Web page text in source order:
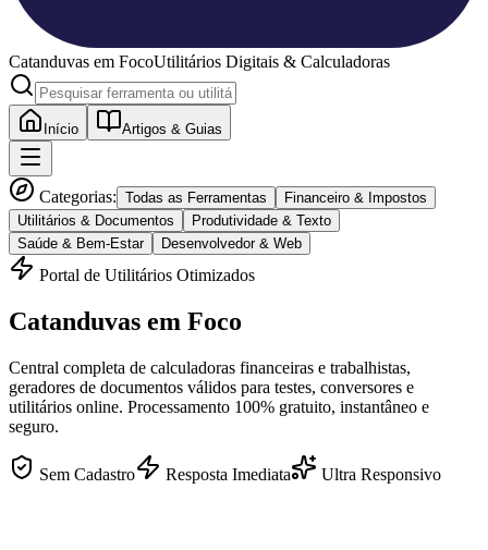
Catanduvas em FocoUtilitários Digitais & Calculadoras
Início Artigos & Guias
Categorias: Todas as Ferramentas
Financeiro & Impostos
Utilitários & Documentos
Produtividade & Texto
Saúde & Bem-Estar
Desenvolvedor & Web
Portal de Utilitários Otimizados
Catanduvas em Foco
Central completa de calculadoras financeiras e trabalhistas,
geradores de documentos válidos para testes, conversores e
utilitários online. Processamento 100% gratuito, instantâneo e
seguro.
Sem Cadastro Resposta Imediata Ultra Responsivo